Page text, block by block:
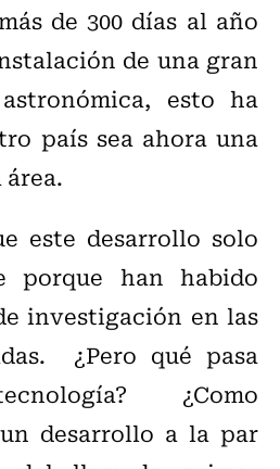
de 300 días al año
de una gran
esto ha
país sea ahora una
este desarrollo solo
porque han habido
investigación en las
¿Pero qué pasa
¿Como
desarrollo a la par